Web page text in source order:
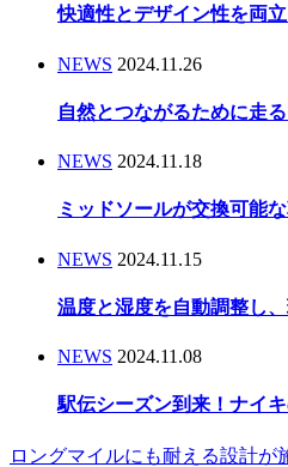
快適性とデザイン性を両
NEWS 2024.11.26
自然とつながるために走
NEWS 2024.11.18
ミッドソールが交換可能
NEWS 2024.11.15
温度と湿度を自動調整し
NEWS 2024.11.08
駅伝シーズン到来！ナイ
ロングマイルにも耐える設計が